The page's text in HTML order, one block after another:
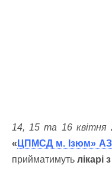
14, 15 та 16 квітня
« ЦПМСД м. Ізюм»
прийматимуть лікарі